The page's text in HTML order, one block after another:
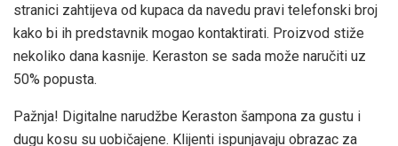
stranici zahtijeva od kupaca da navedu pravi telefonski broj
kako bi ih predstavnik mogao kontaktirati. Proizvod stiže
nekoliko dana kasnije. Keraston se sada može naručiti uz
50% popusta.
Pažnja! Digitalne narudžbe Keraston šampona za gustu i
dugu kosu su uobičajene. Klijenti ispunjavaju obrazac za